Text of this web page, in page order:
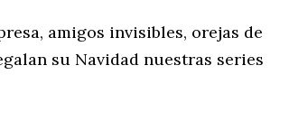
amigos invisibles, orejas de
su Navidad nuestras series